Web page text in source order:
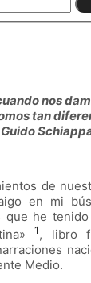
nos
tan
de
en mi
que he
» 1, libro
Medio.